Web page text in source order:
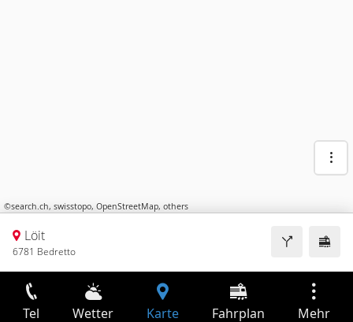
©search.ch, swisstopo, OpenStreetMap, others
Löit
6781 Bedretto
Tel Wetter Karte Fahrplan Mehr